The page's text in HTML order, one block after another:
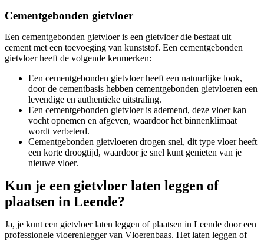
Cementgebonden gietvloer
Een cementgebonden gietvloer is een gietvloer die bestaat uit
cement met een toevoeging van kunststof. Een cementgebonden
gietvloer heeft de volgende kenmerken:
Een cementgebonden gietvloer heeft een natuurlijke look,
door de cementbasis hebben cementgebonden gietvloeren een
levendige en authentieke uitstraling.
Een cementgebonden gietvloer is ademend, deze vloer kan
vocht opnemen en afgeven, waardoor het binnenklimaat
wordt verbeterd.
Cementgebonden gietvloeren drogen snel, dit type vloer heeft
een korte droogtijd, waardoor je snel kunt genieten van je
nieuwe vloer.
Kun je een gietvloer laten leggen of
plaatsen in Leende?
Ja, je kunt een gietvloer laten leggen of plaatsen in Leende door een
professionele vloerenlegger van Vloerenbaas. Het laten leggen of